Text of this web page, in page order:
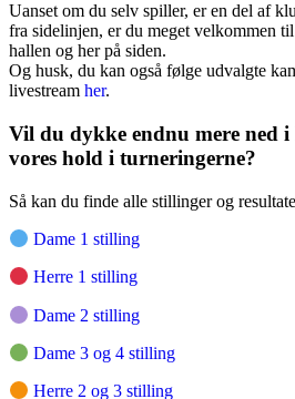
Uanset om du selv spiller, er en del af
fra sidelinjen, er du meget velkommen
hallen og her på siden.
Og husk, du kan også følge udvalgte
livestream her.
Vil du dykke endnu mere ned
vores hold i turneringerne?
Så kan du finde alle stillinger og
Dame 1 stilling
Herre 1 stilling
Dame 2 stilling
Dame 3 og 4 stilling
Herre 2 og 3 stilling